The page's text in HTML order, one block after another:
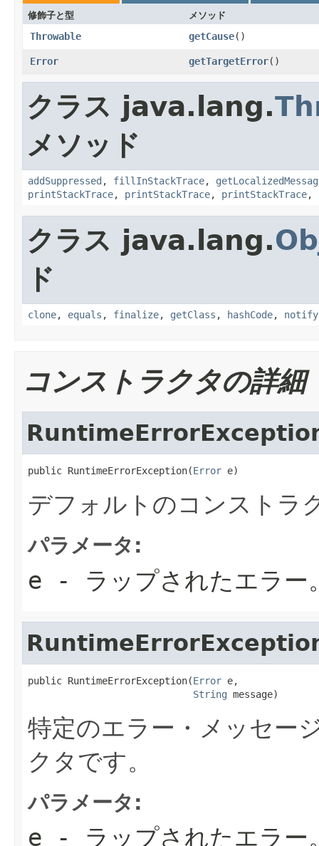
修飾子と型 メソッド
Throwable getCause()
Error getTargetError()
クラス java.lang.
メソッド
addSuppressed , fillInStackTrace,
printStackTrace, printStackTrace, printStackTrace,
クラス java.lang.
ド
clone, equals , finalize, getClass , hashCode, notify
コンストラクタの詳細
public RuntimeErrorException(Error e)
デフォルトのコンストラ
パラメータ:
e - ラップされたエラー
public RuntimeErrorException(Error e,
String message)
特定のエラー・メッセー
クタです。
パラメータ:
e - ラップされたエラー